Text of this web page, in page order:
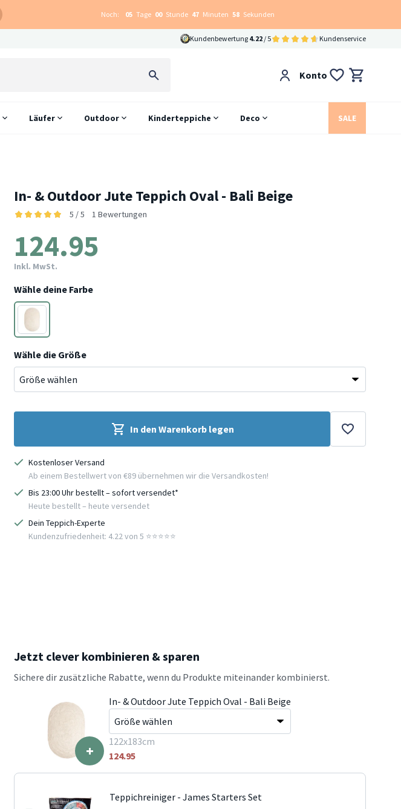
Noch: 05 Tage 00 Stunde 47 Minuten 57 Sekunden
Kundenbewertung 4.22 / 5 Kundenservice
Konto
Läufer Outdoor Kinderteppiche Deco SALE
In- & Outdoor Jute Teppich Oval - Bali Beige
5 / 5 1 Bewertungen
124.95
Inkl. MwSt.
Wähle deine Farbe
Beige
Wähle die Größe
In den Warenkorb legen
Kostenloser Versand
Ab einem Bestellwert von €89 übernehmen wir die Versandkosten!
Bis 23:00 Uhr bestellt – sofort versendet*
Heute bestellt – heute versendet
Dein Teppich-Experte
Kundenzufriedenheit: 4.22 von 5 ⭐️⭐️⭐️⭐️⭐️
Jetzt clever kombinieren & sparen
Sichere dir zusätzliche Rabatte, wenn du Produkte miteinander kombinierst.
+
In- & Outdoor Jute Teppich Oval - Bali Beige
122x183cm
124.95
Teppichreiniger - James Starters Set